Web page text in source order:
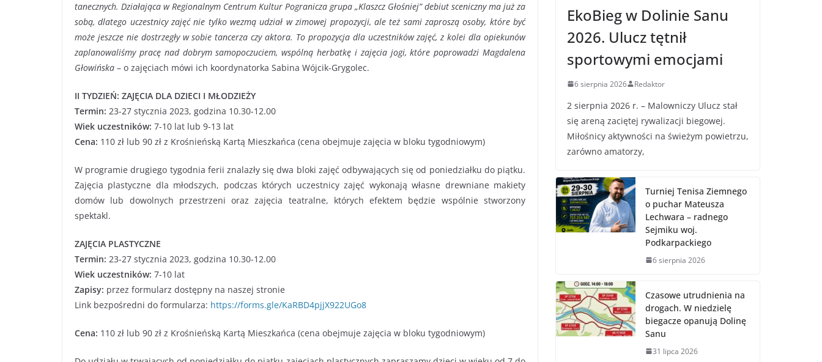
tanecznych. Działająca w Regionalnym Centrum Kultur Pogranicza grupa „Klaszcz Głośniej” debiut sceniczny ma już za
sobą, dlatego uczestnicy zajęć nie tylko wezmą udział w zimowej propozycji, ale też sami zaproszą osoby, które być
może jeszcze nie dostrzegły w sobie tancerza czy aktora. To propozycja dla uczestników zajęć, z kolei dla opiekunów
zaplanowaliśmy pracę nad dobrym samopoczuciem, wspólną herbatkę i zajęcia jogi, które poprowadzi Magdalena
Głowińska – o zajęciach mówi ich koordynatorka Sabina Wójcik-Grygolec.
II TYDZIEŃ: ZAJĘCIA DLA DZIECI I MŁODZIEŻY
Termin: 23-27 stycznia 2023, godzina 10.30-12.00
Wiek uczestników: 7-10 lat lub 9-13 lat
Cena: 110 zł lub 90 zł z Krośnieńską Kartą Mieszkańca (cena obejmuje zajęcia w bloku tygodniowym)
W programie drugiego tygodnia ferii znalazły się dwa bloki zajęć odbywających się od poniedziałku do piątku.
Zajęcia plastyczne dla młodszych, podczas których uczestnicy zajęć wykonają własne drewniane makiety
domów lub dowolnych przestrzeni oraz zajęcia teatralne, których efektem będzie wspólnie stworzony
spektakl.
ZAJĘCIA PLASTYCZNE
Termin: 23-27 stycznia 2023, godzina 10.30-12.00
Wiek uczestników: 7-10 lat
Zapisy: przez formularz dostępny na naszej stronie
Link bezpośredni do formularza: https://forms.gle/KaRBD4pjjX922UGo8
Cena: 110 zł lub 90 zł z Krośnieńską Kartą Mieszkańca (cena obejmuje zajęcia w bloku tygodniowym)
EkoBieg w Dolinie Sanu
2026. Ulucz tętnił
sportowymi emocjami
6 sierpnia 2026 Redaktor
2 sierpnia 2026 r. – Malowniczy Ulucz stał
się areną zaciętej rywalizacji biegowej.
Miłośnicy aktywności na świeżym powietrzu,
zarówno amatorzy,
Turniej Tenisa Ziemnego
o puchar Mateusza
Lechwara – radnego
Sejmiku woj.
Podkarpackiego
6 sierpnia 2026
Czasowe utrudnienia na
drogach. W niedzielę
biegacze opanują Dolinę
Sanu
31 lipca 2026